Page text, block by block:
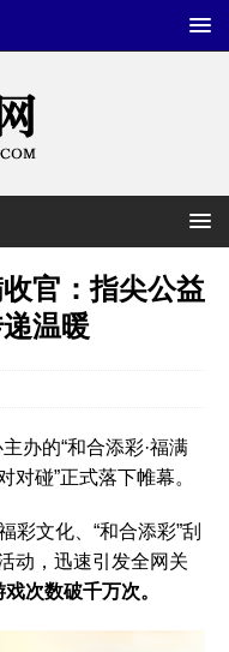
官：指尖公益
温暖
办的“和合添彩·福满
碰”正式落下帷幕。
彩文化、“和合添彩”刮
动，迅速引发全网关
次数破千万次。